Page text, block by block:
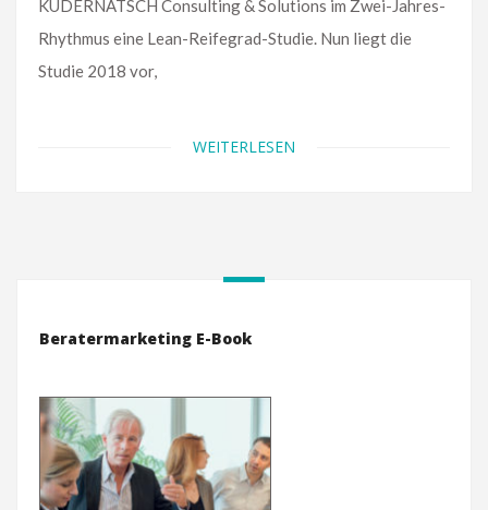
KUDERNATSCH Consulting & Solutions im Zwei-Jahres-
Rhythmus eine Lean-Reifegrad-Studie. Nun liegt die
Studie 2018 vor,
WEITERLESEN
Beratermarketing E-Book